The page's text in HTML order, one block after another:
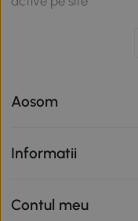
Aosom
Informatii
Contul meu